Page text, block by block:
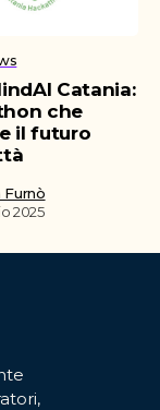
Catania:
che
il futuro
Furnò
2025